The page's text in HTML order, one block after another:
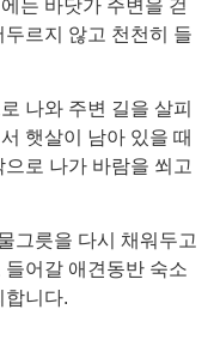
는 바닷가 주변을 걷
르지 않고 천천히 들
나와 주변 길을 살피
햇살이 남아 있을 때
로 나가 바람을 쐬고
그릇을 다시 채워두고
어갈 애견동반 숙소
합니다.